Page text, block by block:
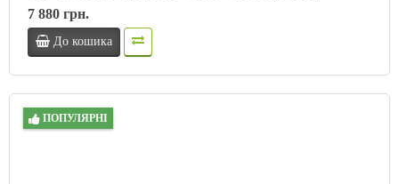
7 880 грн.
До кошика
ПОПУЛЯРНІ